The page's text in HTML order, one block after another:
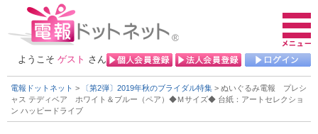
ようこそ ゲスト さん
電報ドットネット > 〔第2弾〕2019年秋のブライダル特集 > ぬいぐるみ電報 プレシ
ャス テディベア ホワイト＆ブルー（ペア）◆Ｍサイズ◆ 台紙：アートセレクショ
ン ハッピードライブ